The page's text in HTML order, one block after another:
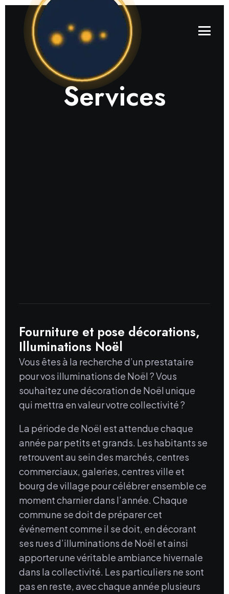
Services
Fourniture et pose décorations,
Illuminations Noël
Vous êtes à la recherche d’un prestataire
pour vos illuminations de Noël ? Vous
souhaitez une décoration de Noël unique
qui mettra en valeur votre collectivité ?
La période de Noël est attendue chaque
année par petits et grands. Les habitants se
retrouvent au sein des marchés, centres
commerciaux, galeries, centres ville et
bourg de village pour célébrer ensemble ce
moment charnier dans l’année. Chaque
commune se doit de préparer cet
événement comme il se doit, en décorant
ses rues d’illuminations de Noël et ainsi
apporter une véritable ambiance hivernale
dans la collectivité. Les particuliers ne sont
pas en reste, avec chaque année plusieurs